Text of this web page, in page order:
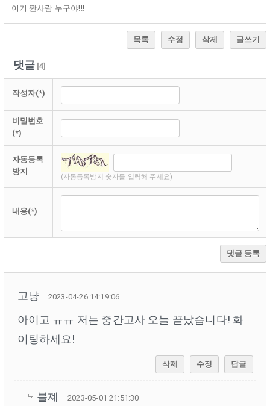
이거 짠사람 누구야!!!
목록 수정 삭제 글쓰기
댓글[4]
작성자(*)
비밀번호
(*)
자동등록
방지
(자동등록방지 숫자를 입력해 주세요)
내용(*)
댓글 등록
고냥 2023-04-26 14:19:06
아이고 ㅠㅠ 저는 중간고사 오늘 끝났습니다! 화
이팅하세요!
삭제 수정 답글
블졔 2023-05-01 21:51:30